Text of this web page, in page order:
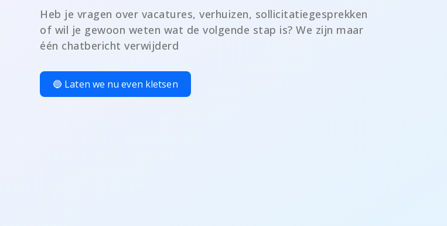
Heb je vragen over vacatures, verhuizen, sollicitatiegesprekken
of wil je gewoon weten wat de volgende stap is? We zijn maar
één chatbericht verwijderd
🔵 Laten we nu even kletsen